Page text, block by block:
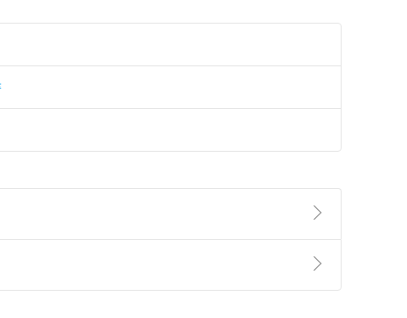
第2條第5款之規定，「非以有形媒介提供之數位